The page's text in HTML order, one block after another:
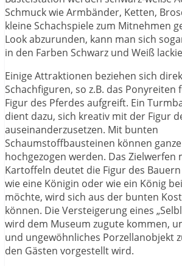
Schmuck wie Armbänder, Ketten,
kleine Schachspiele zum Mitnehmen
Look abzurunden, kann man sich
in den Farben Schwarz und Weiß
Einige Attraktionen beziehen sich
Schachfiguren, so z.B. das Ponyreiten
Figur des Pferdes aufgreift. Ein
dient dazu, sich kreativ mit der Figur
auseinanderzusetzen. Mit bunten
Schaumstoffbausteinen können
hochgezogen werden. Das Zielwerfen
Kartoffeln deutet die Figur des
wie eine Königin oder wie ein König
möchte, wird sich aus der bunten
können. Die Versteigerung eines
wird dem Museum zugute kommen,
und ungewöhnliches Porzellanobjekt
den Gästen vorgestellt wird.